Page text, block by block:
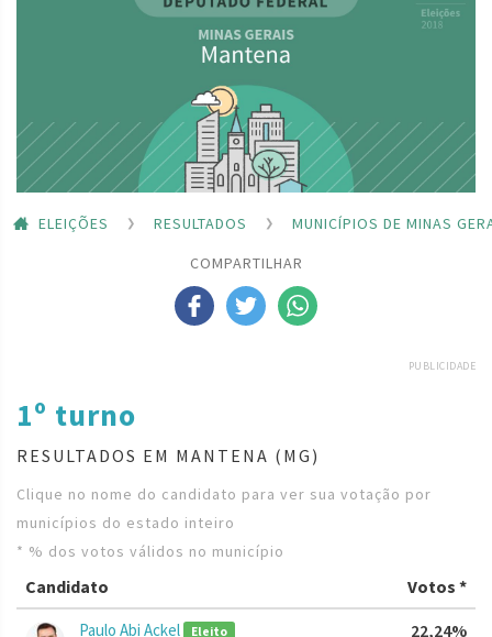
ELEIÇÕES RESULTADOS
MUNICÍPIOS DE MINAS
COMPARTILHAR
PUBLICIDADE
1º turno
RESULTADOS EM MANTENA (MG)
Clique no nome do candidato para ver sua votação por
municípios do estado inteiro
* % dos votos válidos no município
Candidato Votos *
Paulo Abi Ackel Eleito 22,24%